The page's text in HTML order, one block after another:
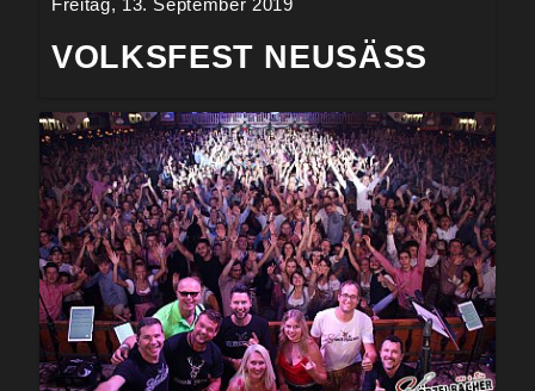
Freitag, 13. September 2019
VOLKSFEST NEUSÄSS